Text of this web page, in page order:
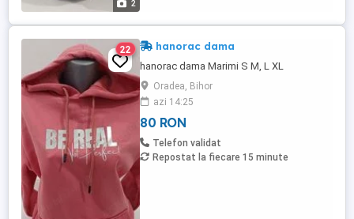
2
22 hanorac dama
hanorac dama Marimi S M, L XL
Oradea, Bihor
azi 14:25
80 RON
Telefon validat
Repostat la fiecare 15 minute